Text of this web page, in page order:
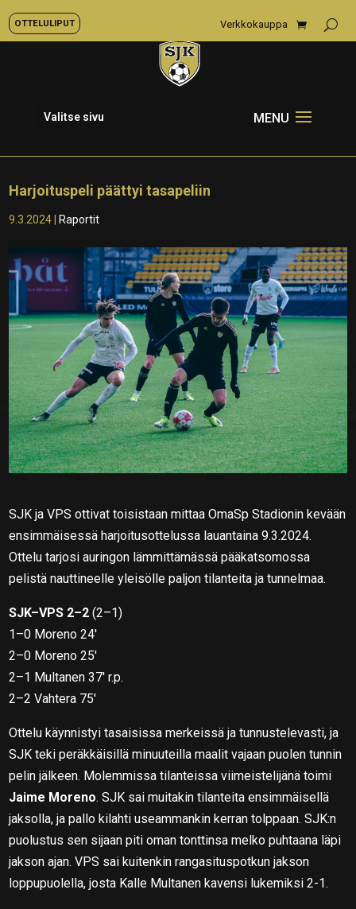
OTTELULIPUT Verkkokauppa
Valitse sivu
Harjoituspeli päättyi tasapeliin
9.3.2024 Raportit
SJK ja VPS ottivat toisistaan mittaa OmaSp Stadionin kevään
ensimmäisessä harjoitusottelussa lauantaina 9.3.2024.
Ottelu tarjosi auringon lämmittämässä pääkatsomossa
pelistä nauttineelle yleisölle paljon tilanteita ja tunnelmaa.
SJK–VPS 2–2 (2–1)
1–0 Moreno 24′
2–0 Moreno 25′
2–1 Multanen 37′ r.p.
2–2 Vahtera 75′
Ottelu käynnistyi tasaisissa merkeissä ja tunnustelevasti, ja
SJK teki peräkkäisillä minuuteilla maalit vajaan puolen tunnin
pelin jälkeen. Molemmissa tilanteissa viimeistelijänä toimi
Jaime Moreno. SJK sai muitakin tilanteita ensimmäisellä
jaksolla, ja pallo kilahti useammankin kerran tolppaan. SJK:n
puolustus sen sijaan piti oman tonttinsa melko puhtaana läpi
jakson ajan. VPS sai kuitenkin rangasituspotkun jakson
loppupuolella, josta Kalle Multanen kavensi lukemiksi 2-1.